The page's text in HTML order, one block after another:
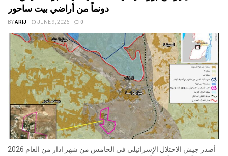
دونماً من أراضي بيت ساحور
BYARIJ JUNE 9, 2026 0
أصدر جيش الاحتلال الإسرائيلي في الخامس من شهر اذار من العام 2026